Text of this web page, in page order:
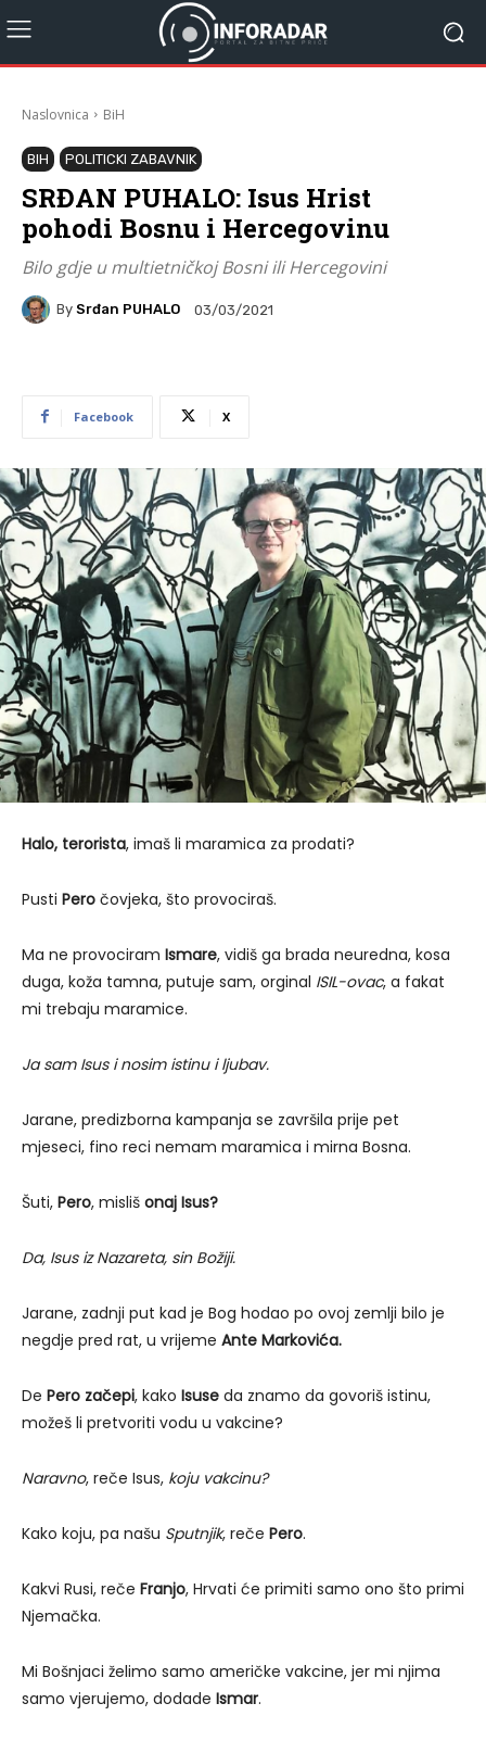
Naslovnica BiH
BIH POLITICKI ZABAVNIK
SRĐAN PUHALO: Isus Hrist
pohodi Bosnu i Hercegovinu
Bilo gdje u multietničkoj Bosni ili Hercegovini
By Srđan PUHALO 03/03/2021
Facebook X
Halo, terorista, imaš li maramica za prodati?
Pusti Pero čovjeka, što provociraš.
Ma ne provociram Ismare, vidiš ga brada neuredna, kosa
duga, koža tamna, putuje sam, orginal ISIL-ovac, a fakat
mi trebaju maramice.
Ja sam Isus i nosim istinu i ljubav.
Jarane, predizborna kampanja se završila prije pet
mjeseci, fino reci nemam maramica i mirna Bosna.
Šuti, Pero, misliš onaj Isus?
Da, Isus iz Nazareta, sin Božiji.
Jarane, zadnji put kad je Bog hodao po ovoj zemlji bilo je
negdje pred rat, u vrijeme Ante Markovića.
De Pero začepi, kako Isuse da znamo da govoriš istinu,
možeš li pretvoriti vodu u vakcine?
Naravno, reče Isus, koju vakcinu?
Kako koju, pa našu Sputnjik, reče Pero.
Kakvi Rusi, reče Franjo, Hrvati će primiti samo ono što primi
Njemačka.
Mi Bošnjaci želimo samo američke vakcine, jer mi njima
samo vjerujemo, dodade Ismar.